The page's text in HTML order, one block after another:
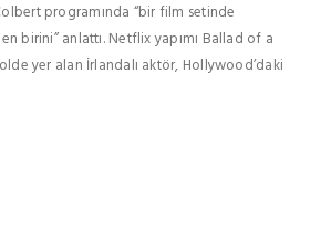
programında “bir film setinde
birini” anlattı. Netflix yapımı Ballad of a
yer alan İrlandalı aktör, Hollywood’daki